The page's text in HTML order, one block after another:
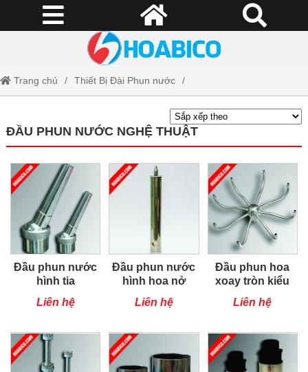
Trang chủ Thiết Bị Đài Phun nước
ĐẦU PHUN NƯỚC NGHỆ THUẬT
Đầu phun nước
hình tia
Liên hệ
Đầu phun nước
hình hoa nở
Liên hệ
Đầu phun hoa
xoay tròn kiểu
Châu Âu
Liên hệ